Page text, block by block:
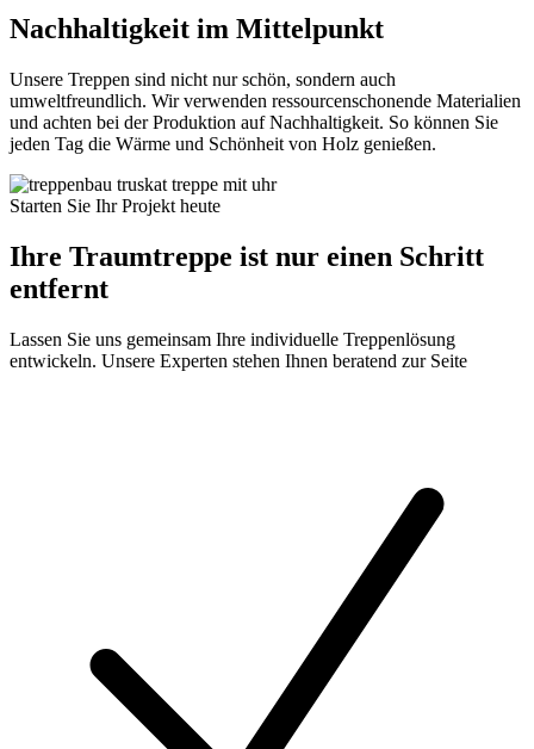
Nachhaltigkeit im Mittelpunkt
Unsere Treppen sind nicht nur schön, sondern auch
umweltfreundlich. Wir verwenden ressourcenschonende Materialien
und achten bei der Produktion auf Nachhaltigkeit. So können Sie
jeden Tag die Wärme und Schönheit von Holz genießen.
Starten Sie Ihr Projekt heute
Ihre Traumtreppe ist nur einen Schritt
entfernt
Lassen Sie uns gemeinsam Ihre individuelle Treppenlösung
entwickeln. Unsere Experten stehen Ihnen beratend zur Seite